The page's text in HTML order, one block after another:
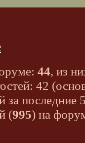
44, из
42
за последние
(995) на